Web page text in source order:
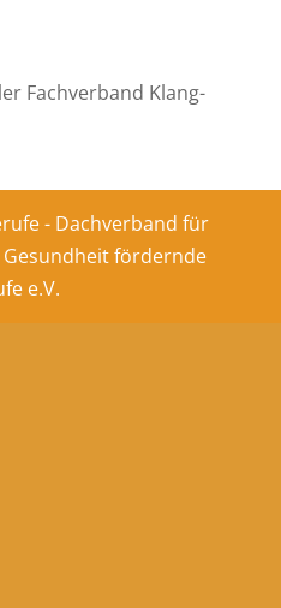
Fachverband Klang-
- Dachverband für
fördernde
e.V.